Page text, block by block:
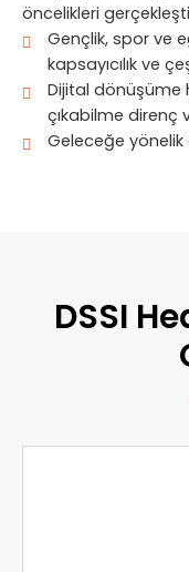
öncelikleri
Gençlik, spor ve
kapsayıcılık ve
Dijital dönüşüme
çıkabilme direnç
Geleceğe
DSSI